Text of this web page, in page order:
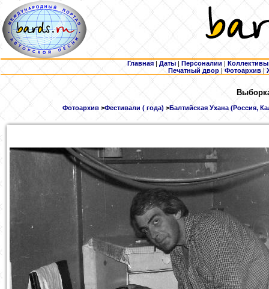
Главная | Даты | Персоналии | Коллективы
Печатный двор |Фотоархив |
Фотоархив>Фестивали ( года) >Балтийская Ухана (Россия,